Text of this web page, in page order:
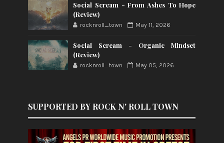
Social Scream - From Ashes To Hope
(Review)
rocknroll_town May 11, 2026
Social Scream - Organic Mindset
(Review)
rocknroll_town May 05, 2026
SUPPORTED BY ROCK N' ROLL TOWN